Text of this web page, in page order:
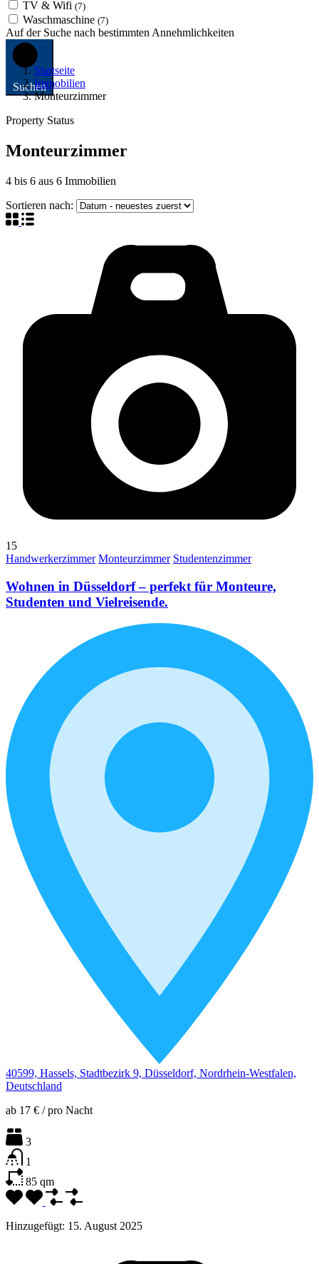
TV & Wifi (7)
Waschmaschine (7)
Auf der Suche nach bestimmten Annehmlichkeiten
Suchen
Startseite
Immobilien
Monteurzimmer
Property Status
Monteurzimmer
4 bis 6 aus 6 Immobilien
Sortieren nach:
15
Handwerkerzimmer Monteurzimmer Studentenzimmer
Wohnen in Düsseldorf – perfekt für Monteure,
Studenten und Vielreisende.
40599, Hassels, Stadtbezirk 9, Düsseldorf, Nordrhein-Westfalen,
Deutschland
ab 17 € / pro Nacht
3
1
85 qm
Hinzugefügt: 15. August 2025